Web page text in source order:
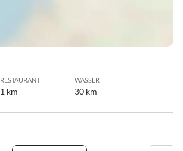
RESTAURANT
1 km
WASSER
30 km